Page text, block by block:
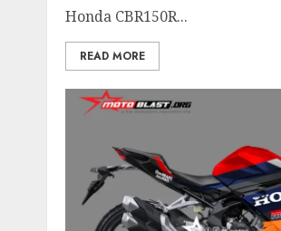
Honda CBR150R...
READ MORE